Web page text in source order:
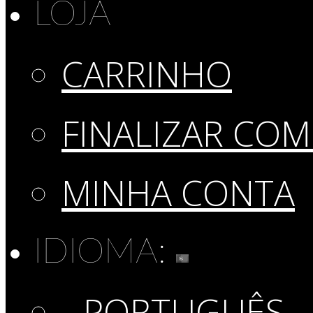
LOJA
CARRINHO
FINALIZAR
MINHA CONTA
IDIOMA: